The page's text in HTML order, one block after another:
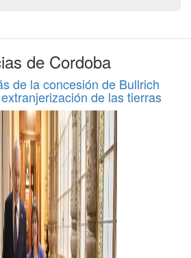
de Cordoba
de la concesión de Bullrich
de las tierras